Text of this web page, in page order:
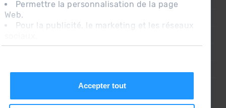
Permettre la personnalisation de la page
Web.
Pour la publicité, le marketing et les réseaux
En cliquant sur « Accepter tout », vous
Accepter tout
QUESTIONS FRÉQUENTES